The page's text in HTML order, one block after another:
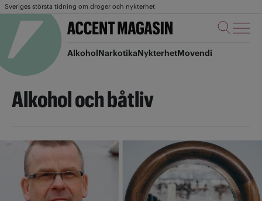
Sveriges största tidning om droger och nykterhet
AlkoholNarkotikaNykterhetMovendi
Alkohol och båtliv